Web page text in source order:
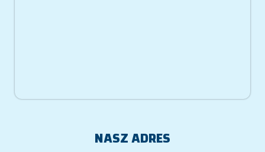
NASZ ADRES